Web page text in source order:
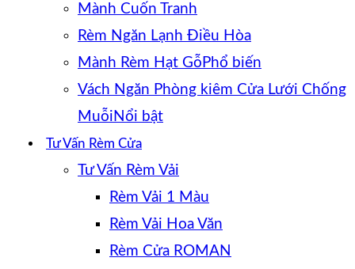
Mành Cuốn Tranh
Rèm Ngăn Lạnh Điều Hòa
Mành Rèm Hạt Gỗ
Vách Ngăn Phòng kiêm Cửa Lưới Chống
Muỗi
Tư Vấn Rèm Cửa
Tư Vấn Rèm Vải
Rèm Vải 1 Màu
Rèm Vải Hoa Văn
Rèm Cửa ROMAN